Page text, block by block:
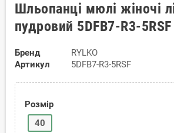
Шльопанці мюлі жіночі
пудровий 5DFB7-R3-5RSF
Бренд
RYLKO
Артикул
5DFB7-R3-5RSF
Розмір
40